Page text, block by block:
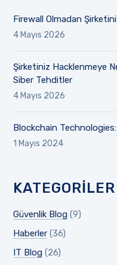
Firewall Olmadan
4 Mayıs 2026
Şirketiniz Hacklenmeye
Siber Tehditler
4 Mayıs 2026
Blockchain
1 Mayıs 2024
KATEGORILER
Güvenlik Blog (9)
Haberler (36)
IT Blog (26)